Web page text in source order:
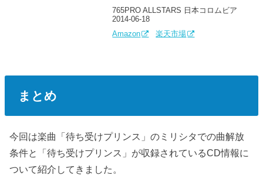
765PRO ALLSTARS 日本コロムビア
2014-06-18
Amazon
楽天市場
まとめ
今回は楽曲「待ち受けプリンス」のミリシタでの曲解放
条件と「待ち受けプリンス」が収録されているCD情報に
ついて紹介してきました。